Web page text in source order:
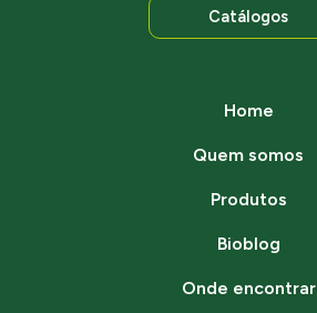
Catálogos
Home
Quem somos
Produtos
Bioblog
Onde encontrar